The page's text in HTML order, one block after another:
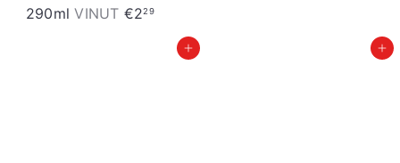
290mlVINUT €229
Pievienot grozam Pievienot grozam